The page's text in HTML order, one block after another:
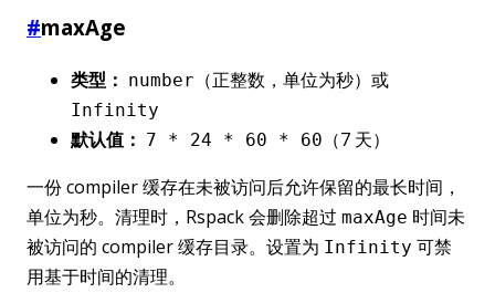
#maxAge
类型： number （正整数，单位为秒）或
Infinity
默认值： 7 * 24 * 60 * 60 （7 天）
一份 compiler 缓存在未被访问后允许保留的最长时间，
单位为秒。清理时，Rspack 会删除超过 maxAge 时间未
被访问的 compiler 缓存目录。设置为 Infinity 可禁
用基于时间的清理。